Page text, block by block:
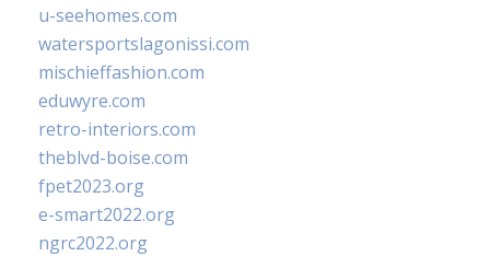
u-seehomes.com
watersportslagonissi.com
mischieffashion.com
eduwyre.com
retro-interiors.com
theblvd-boise.com
fpet2023.org
e-smart2022.org
ngrc2022.org